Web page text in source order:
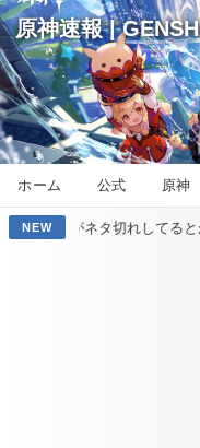
原神速報 |
ホーム 公式 原神
NEW
タ切れしてるとか言ってる